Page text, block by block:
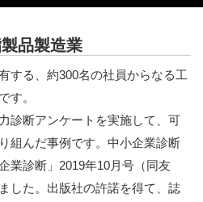
品製造業
する、約300名の社員からなる工
す。
診断アンケートを実施して、可
組んだ事例です。中小企業診断
業診断」2019年10月号（同友
した。出版社の許諾を得て、誌
業力強化の基本と手法」
強化支援「よくある問
造業の値上げ交渉実践法